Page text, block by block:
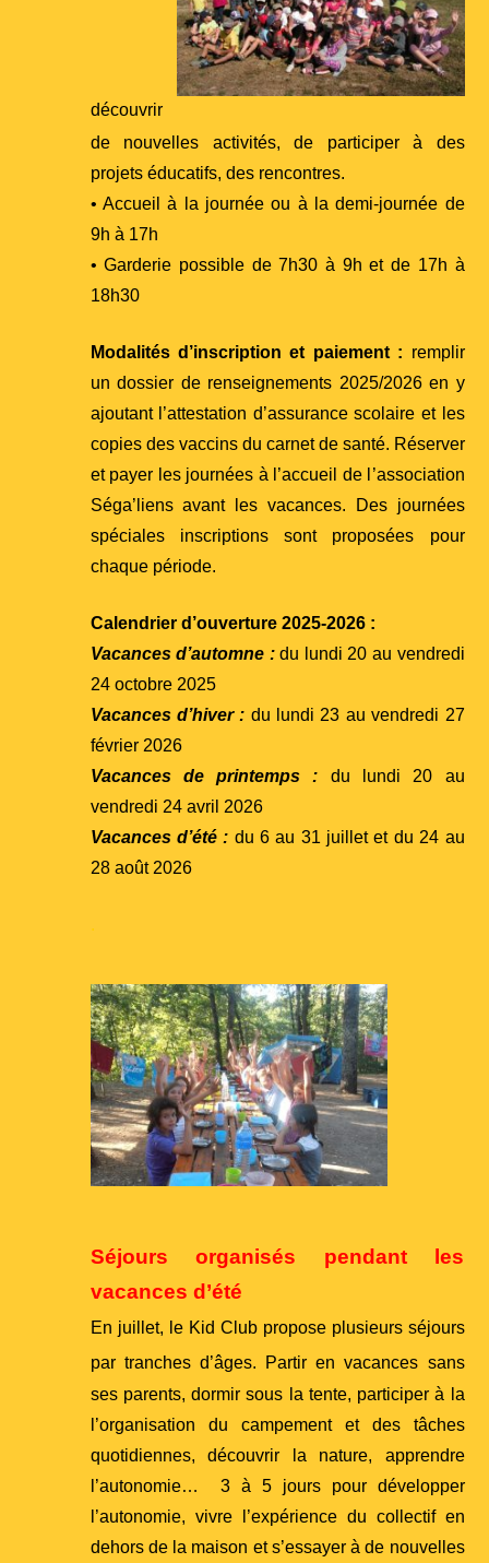
découvrir
de nouvelles activités, de participer à des
projets éducatifs, des rencontres.
• Accueil à la journée ou à la demi-journée de
9h à 17h
• Garderie possible de 7h30 à 9h et de 17h à
18h30
Modalités d’inscription et paiement : remplir
un dossier de renseignements 2025/2026 en y
ajoutant l’attestation d’assurance scolaire et les
copies des vaccins du carnet de santé. Réserver
et payer les journées à l’accueil de l’association
Séga’liens avant les vacances. Des journées
spéciales inscriptions sont proposées pour
chaque période.
Calendrier d’ouverture 2025-2026 :
Vacances d’automne :du lundi 20 au vendredi
24 octobre 2025
Vacances d’hiver : du lundi 23 au vendredi 27
février 2026
Vacances de printemps : du lundi 20 au
vendredi 24 avril 2026
Vacances d’été : du 6 au 31 juillet et du 24 au
28 août 2026
.
Séjours organisés pendant les
vacances d’été
En juillet, le Kid Club propose plusieurs séjours
par tranches d’âges.
Partir en vacances sans
ses parents, dormir sous la tente, participer à la
l’organisation du campement et des tâches
quotidiennes, découvrir la nature, apprendre
l’autonomie… 3 à 5 jours pour développer
l’autonomie, vivre l’expérience du collectif en
dehors de la maison et s’essayer à de nouvelles